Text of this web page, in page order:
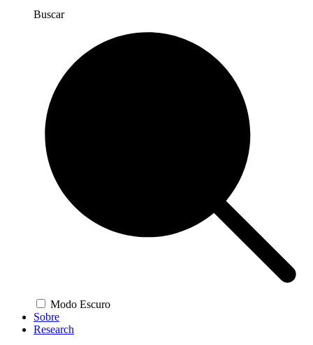
Buscar
Modo Escuro
Sobre
Research